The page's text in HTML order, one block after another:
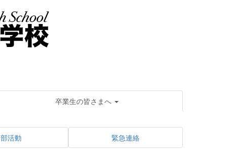
卒業生の皆さまへ
部活動 緊急連絡